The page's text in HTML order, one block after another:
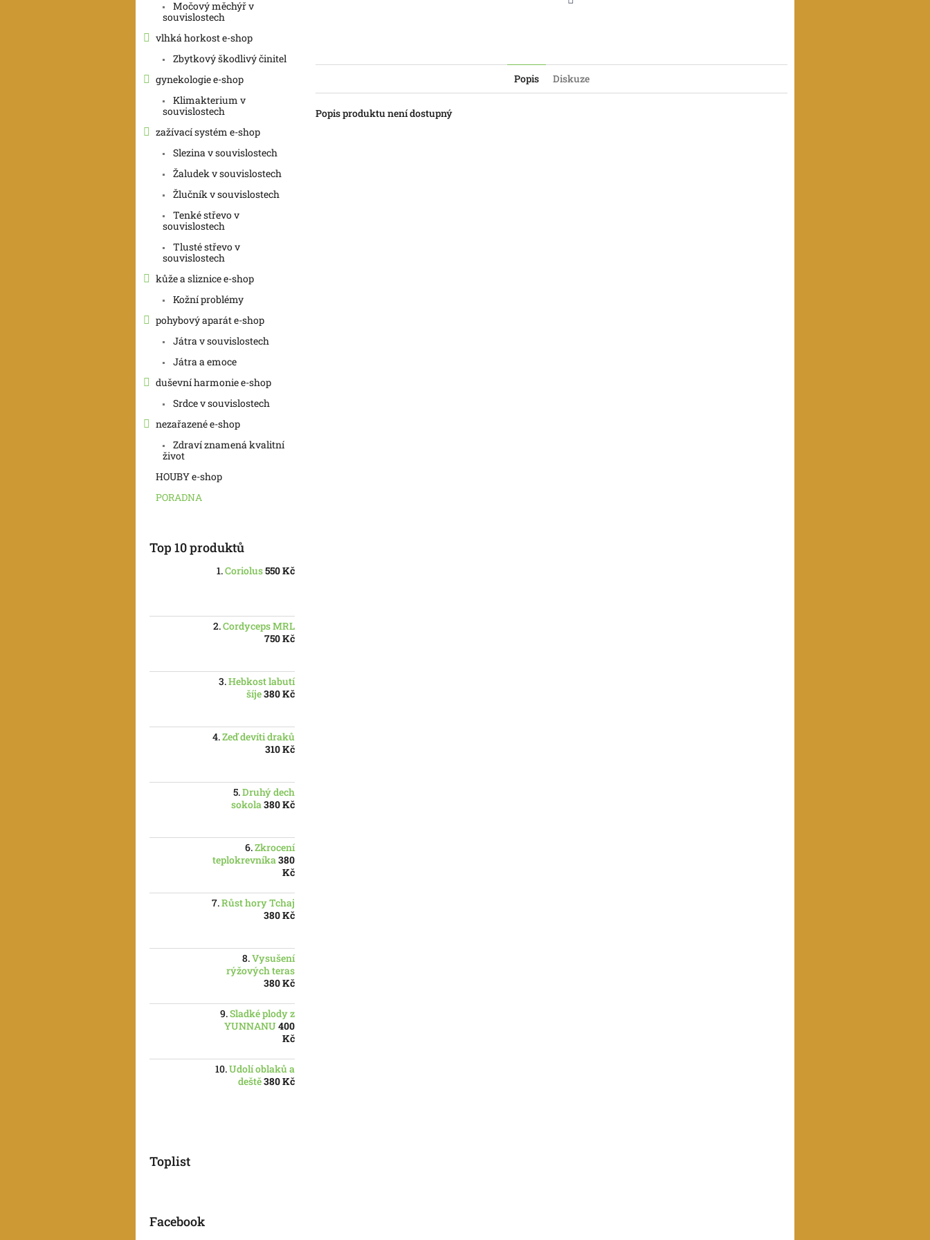
Močový měchýř v
souvislostech
vlhká horkost e-shop
Zbytkový škodlivý činitel
gynekologie e-shop
Klimakterium v
souvislostech
zažívací systém e-shop
Slezina v souvislostech
Žaludek v souvislostech
Žlučník v souvislostech
Tenké střevo v
souvislostech
Tlusté střevo v
souvislostech
kůže a sliznice e-shop
Kožní problémy
pohybový aparát e-shop
Játra v souvislostech
Játra a emoce
duševní harmonie e-shop
Srdce v souvislostech
nezařazené e-shop
Zdraví znamená kvalitní
život
HOUBY e-shop
PORADNA
Top 10 produktů
Coriolus550 Kč
Cordyceps MRL
750 Kč
Hebkost labutí
šíje380 Kč
Zeď devíti draků
310 Kč
Druhý dech
sokola380 Kč
Zkrocení
teplokrevníka380
Kč
Růst hory Tchaj
380 Kč
Vysušení
rýžových teras
380 Kč
Sladké plody z
YUNNANU400
Kč
Udolí oblaků a
deště380 Kč
Toplist
Facebook
Popis Diskuze
Popis produktu není dostupný